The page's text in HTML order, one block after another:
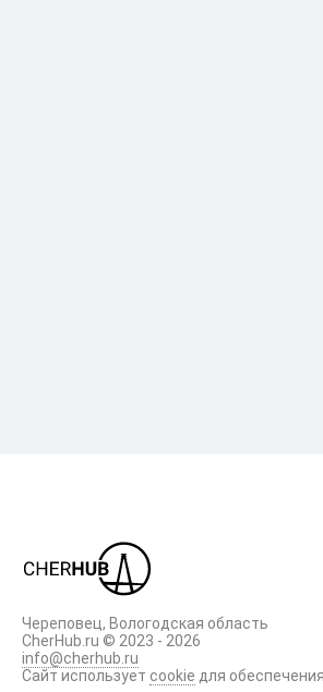
Череповец, Вологодская область
CherHub.ru © 2023 - 2026
info@cherhub.ru
Сайт использует cookie для